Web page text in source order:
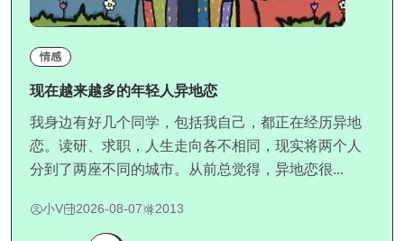
情感
现在越来越多的年轻人异地恋
我身边有好几个同学，包括我自己，都正在经历异地
恋。读研、求职，人生走向各不相同，现实将两个人
分到了两座不同的城市。从前总觉得，异地恋很...
小V 2026-08-07 2013